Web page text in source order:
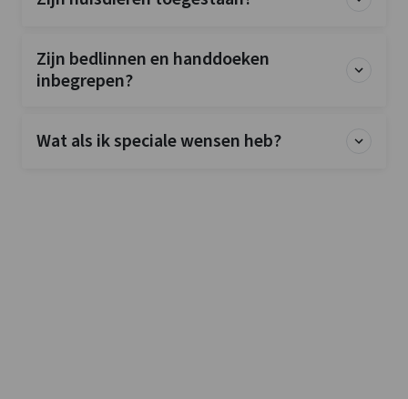
Zijn bedlinnen en handdoeken
inbegrepen?
Wat als ik speciale wensen heb?